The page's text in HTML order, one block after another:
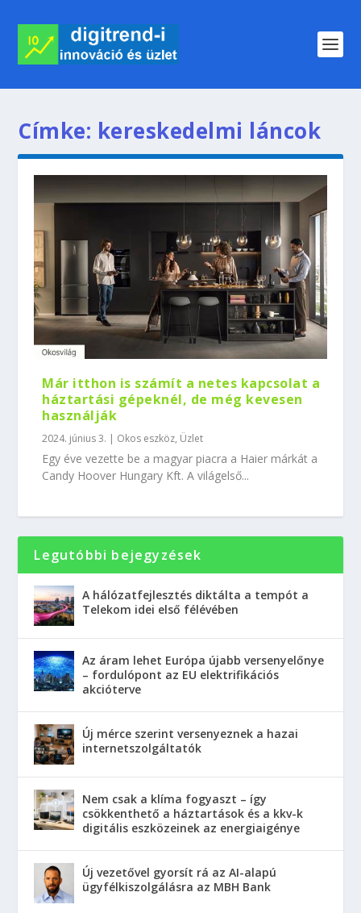
Címke: kereskedelmi láncok
Már itthon is számít a netes kapcsolat a
háztartási gépeknél, de még kevesen
használják
2024. június 3. | Okos eszköz, Üzlet
Egy éve vezette be a magyar piacra a Haier márkát a
Candy Hoover Hungary Kft. A világelső...
Legutóbbi bejegyzések
A hálózatfejlesztés diktálta a tempót a
Telekom idei első félévében
Az áram lehet Európa újabb versenyelőnye
– fordulópont az EU elektrifikációs
akcióterve
Új mérce szerint versenyeznek a hazai
internetszolgáltatók
Nem csak a klíma fogyaszt – így
csökkenthető a háztartások és a kkv-k
digitális eszközeinek az energiaigénye
Új vezetővel gyorsít rá az AI-alapú
ügyfélkiszolgálásra az MBH Bank